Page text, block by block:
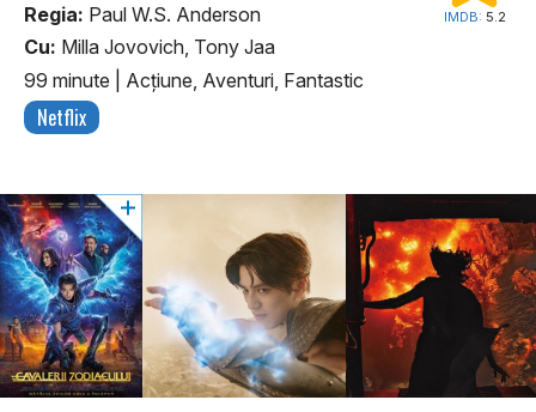
IMDB: 5.2
Regia: Paul W.S. Anderson
Cu: Milla Jovovich, Tony Jaa
99 minute
Acţiune, Aventuri, Fantastic
Netflix